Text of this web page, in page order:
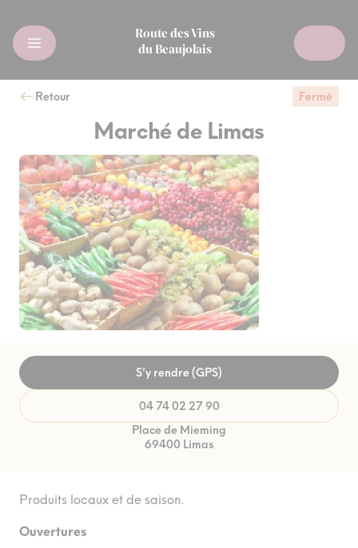
Route des Vins
du Beaujolais
Retour Fermé
Marché de Limas
S’y rendre (GPS)
04 74 02 27 90
Place de Mieming
69400 Limas
Produits locaux et de saison.
Ouvertures